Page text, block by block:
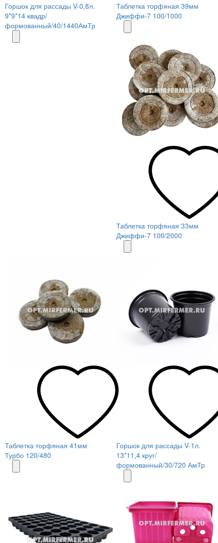
Горшок для рассады V-0,8л.
9*9*14 квадр/
формованный/40/1440АмТр
Таблетка торфяная 39мм
Джиффи-7 100/1000
Таблетка торфяная 33мм
Джиффи-7 100/2000
Таблетка торфяная 41мм
Турбо 120/480
Горшок для рассады V-1л.
13*11,4 круг/
формованный/30/720 АмТр